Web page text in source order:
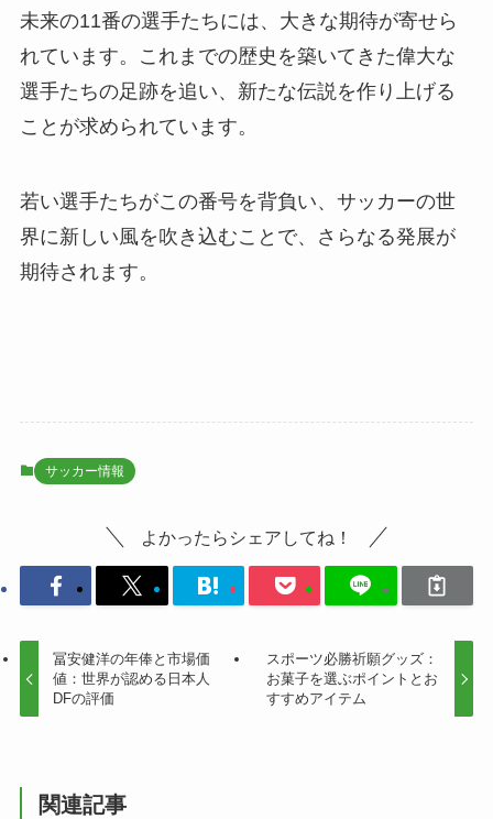
未来の11番の選手たちには、大きな期待が寄せら
れています。これまでの歴史を築いてきた偉大な
選手たちの足跡を追い、新たな伝説を作り上げる
ことが求められています。
若い選手たちがこの番号を背負い、サッカーの世
界に新しい風を吹き込むことで、さらなる発展が
期待されます。
サッカー情報
よかったらシェアしてね！
冨安健洋の年俸と市場価
値：世界が認める日本人
DFの評価
スポーツ必勝祈願グッズ：
お菓子を選ぶポイントとお
すすめアイテム
関連記事